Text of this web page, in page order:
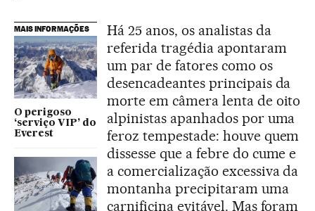
MAIS INFORMAÇÕES
O perigoso
‘serviço VIP’ do
Everest
Há 25 anos, os analistas da
referida tragédia apontaram
um par de fatores como os
desencadeantes principais da
morte em câmera lenta de oito
alpinistas apanhados por uma
feroz tempestade: houve quem
dissesse que a febre do cume e
a comercialização excessiva da
montanha precipitaram uma
carnificina evitável. Mas foram